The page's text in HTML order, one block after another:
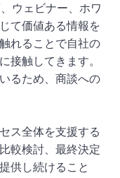
ウェビナー、ホワ
て価値ある情報を
れることで自社の
接触してきます。
るため、商談への
ス全体を支援する
較検討、最終決定
供し続けること